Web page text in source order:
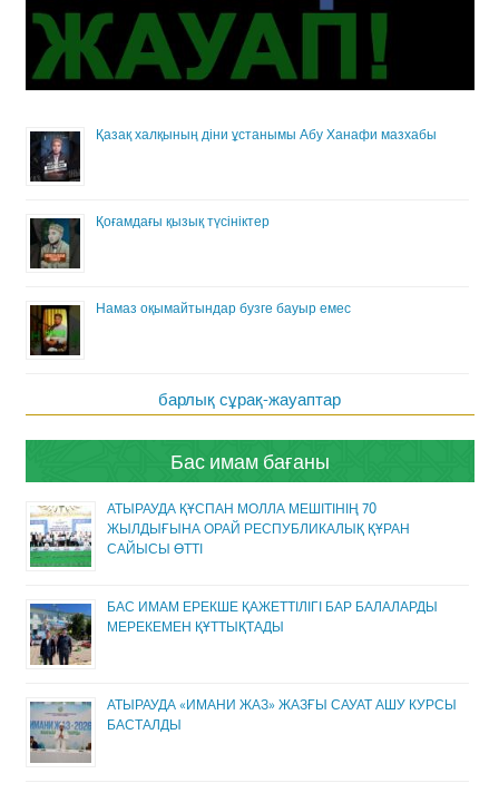
Қазақ халқының діни ұстанымы Абу Ханафи мазхабы
Қоғамдағы қызық түсініктер
Намаз оқымайтындар бузге бауыр емес
барлық сұрақ-жауаптар
Бас имам бағаны
АТЫРАУДА ҚҰСПАН МОЛЛА МЕШІТІНІҢ 70
ЖЫЛДЫҒЫНА ОРАЙ РЕСПУБЛИКАЛЫҚ ҚҰРАН
САЙЫСЫ ӨТТІ
БАС ИМАМ ЕРЕКШЕ ҚАЖЕТТІЛІГІ БАР БАЛАЛАРДЫ
МЕРЕКЕМЕН ҚҰТТЫҚТАДЫ
АТЫРАУДА «ИМАНИ ЖАЗ» ЖАЗҒЫ САУАТ АШУ КУРСЫ
БАСТАЛДЫ